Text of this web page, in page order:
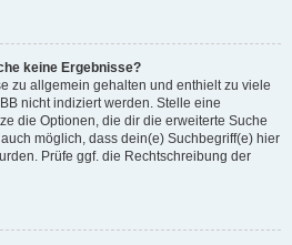
keine Ergebnisse?
zu allgemein gehalten und enthielt zu viele
nicht indiziert werden. Stelle eine
die Optionen, die dir die erweiterte Suche
möglich, dass dein(e) Suchbegriff(e) hier
Prüfe ggf. die Rechtschreibung der